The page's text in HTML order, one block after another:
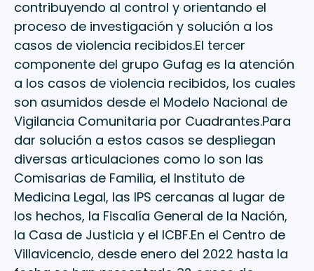
contribuyendo al control y orientando el
proceso de investigación y solución a los
casos de violencia recibidos.El tercer
componente del grupo Gufag es la atención
a los casos de violencia recibidos, los cuales
son asumidos desde el Modelo Nacional de
Vigilancia Comunitaria por Cuadrantes.Para
dar solución a estos casos se despliegan
diversas articulaciones como lo son las
Comisarias de Familia, el Instituto de
Medicina Legal, las IPS cercanas al lugar de
los hechos, la Fiscalía General de la Nación,
la Casa de Justicia y el ICBF.En el Centro de
Villavicencio, desde enero del 2022 hasta la